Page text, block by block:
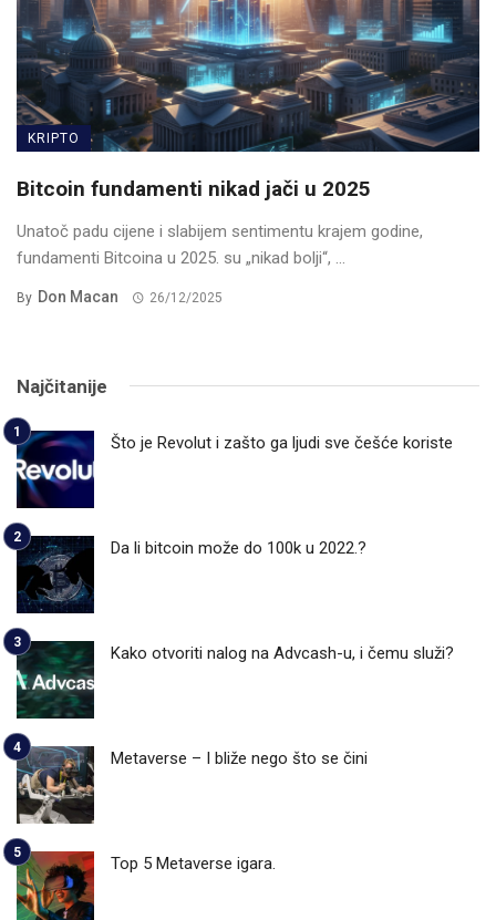
KRIPTO
Bitcoin fundamenti nikad jači u 2025
Unatoč padu cijene i slabijem sentimentu krajem godine,
fundamenti Bitcoina u 2025. su „nikad bolji“, ...
By Don Macan 26/12/2025
Najčitanije
Što je Revolut i zašto ga ljudi sve češće koriste
Da li bitcoin može do 100k u 2022.?
Kako otvoriti nalog na Advcash-u, i čemu služi?
Metaverse – I bliže nego što se čini
Top 5 Metaverse igara.